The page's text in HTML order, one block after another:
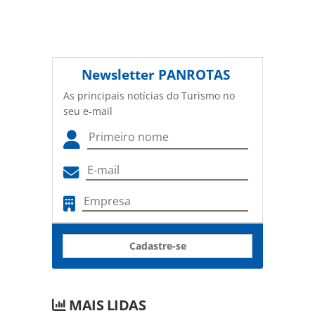
Newsletter PANROTAS
As principais notícias do Turismo no
seu e-mail
Cadastre-se
MAIS LIDAS